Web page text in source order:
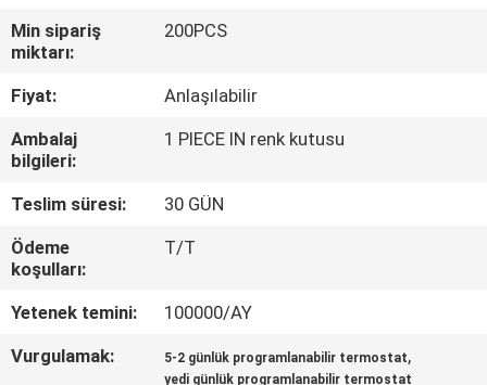
TURU
KALITE
KONTROL
BIZE
ULAŞIN
BIR
TEKLIF
Min sipariş
miktarı:
200PCS
Fiyat:
Anlaşılabilir
Ambalaj
bilgileri:
1 PIECE IN renk kutusu
Teslim süresi:
30 GÜN
Ödeme
koşulları:
T/T
Yetenek temini:
100000/AY
Vurgulamak:
5-2 günlük programlanabilir termostat,
yedi günlük programlanabilir termostat